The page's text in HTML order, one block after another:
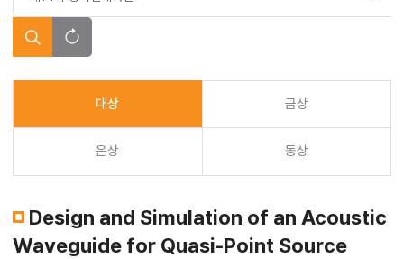
대상 금상
은상 동상
Design and Simulation of an Acoustic
Waveguide for Quasi-Point Source